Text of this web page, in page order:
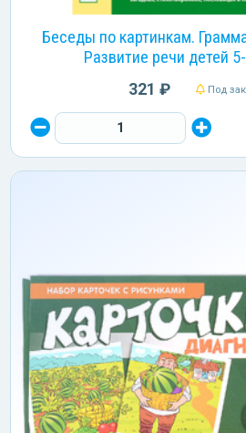
Беседы по картинкам.
Развитие речи детей
321 ₽ Под